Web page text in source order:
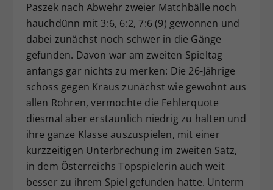
Paszek nach Abwehr zweier Matchbälle noch
hauchdünn mit 3:6, 6:2, 7:6 (9) gewonnen und
dabei zunächst noch schwer in die Gänge
gefunden. Davon war am zweiten Spieltag
anfangs gar nichts zu merken: Die 26-Jährige
schoss gegen Kraus zunächst wie gewohnt aus
allen Rohren, vermochte die Fehlerquote
diesmal aber erstaunlich niedrig zu halten und
ihre ganze Klasse auszuspielen, mit einer
kurzzeitigen Unterbrechung im zweiten Satz,
in dem Österreichs Topspielerin auch weit
besser zu ihrem Spiel gefunden hatte. Unterm